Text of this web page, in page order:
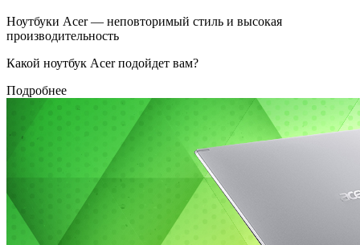
Ноутбуки Acer — неповторимый стиль и высокая
производительность
Какой ноутбук Acer подойдет вам?
Подробнее